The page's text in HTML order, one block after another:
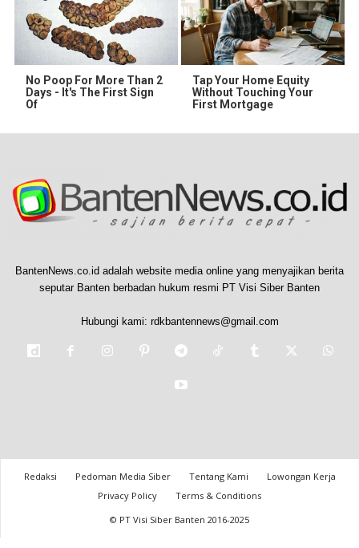
No Poop For More Than 2
Days - It's The First Sign
Of
Tap Your Home Equity
Without Touching Your
First Mortgage
BantenNews.co.id adalah website media online yang menyajikan berita
seputar Banten berbadan hukum resmi PT Visi Siber Banten
Hubungi kami: rdkbantennews@gmail.com
Redaksi Pedoman Media Siber Tentang Kami
Lowongan Kerja
Privacy Policy
Terms & Conditions
© PT Visi Siber Banten 2016-2025